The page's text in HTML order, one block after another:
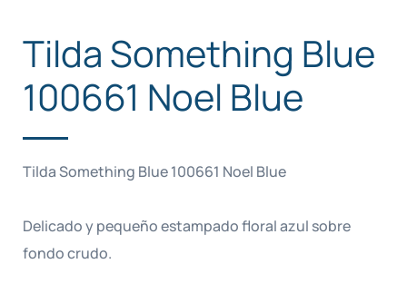
Tilda Something Blue
100661 Noel Blue
Tilda Something Blue 100661 Noel Blue
Delicado y pequeño estampado floral azul sobre
fondo crudo.